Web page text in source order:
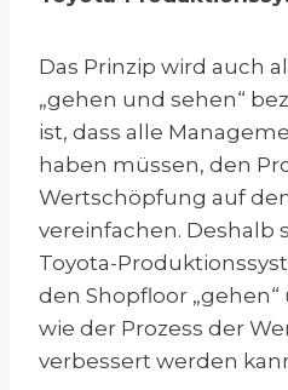
Das Prinzip wird auch
„gehen und sehen“
ist, dass alle
haben müssen, den
Wertschöpfung auf
vereinfachen. Deshalb
Toyota-
den Shopfloor „gehen“
wie der Prozess der
verbessert werden